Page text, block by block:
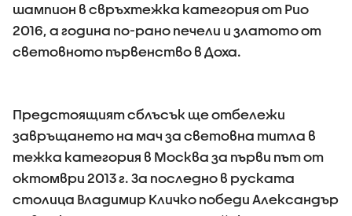
шампион в свръхтежка категория от Рио
2016, а година по-рано печели и златото от
световното първенство в Доха.
Предстоящият сблъсък ще отбележи
завръщането на мач за световна титла в
тежка категория в Москва за първи път от
октомври 2013 г. За последно в руската
столица Владимир Кличко победи Александър